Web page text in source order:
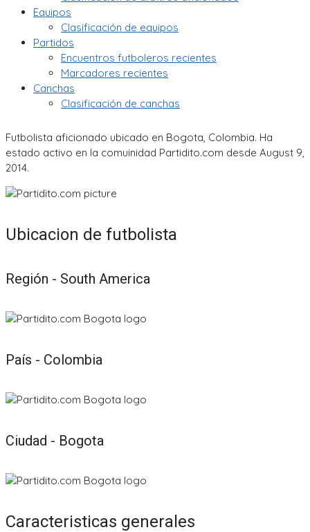
Equipos
Clasificación de equipos
Partidos
Encuentros futboleros recientes
Marcadores recientes
Canchas
Clasificación de canchas
Futbolista aficionado ubicado en Bogota, Colombia. Ha
estado activo en la comuinidad Partidito.com desde August 9,
2014.
Ubicacion de futbolista
Región - South America
País - Colombia
Ciudad - Bogota
Caracteristicas generales